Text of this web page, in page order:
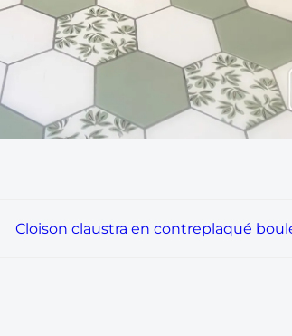
Cloison claustra en contreplaqué